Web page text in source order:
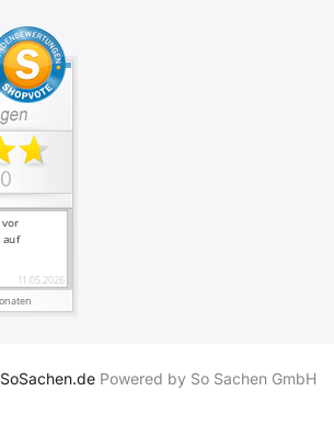
SoSachen.dePowered by So Sachen GmbH